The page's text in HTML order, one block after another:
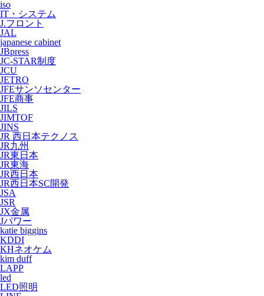
iso
IT・システム
J.フロント
JAL
japanese cabinet
JBpress
JC-STAR制度
JCU
JETRO
JFEサンソセンター
JFE商事
JILS
JIMTOF
JINS
JR 西日本テクノス
JR九州
JR東日本
JR東海
JR西日本
JR西日本SC開発
JSA
JSR
JX金属
Jパワー
katie biggins
KDDI
KHネオケム
kim duff
LAPP
led
LED照明